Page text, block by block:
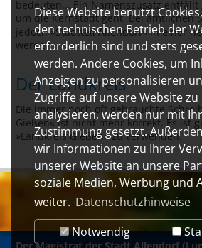
Diese Website benutzt
den technischen Betrieb der
erforderlich sind und stets
werden. Andere Cookies, um
Anzeigen zu personalisieren
Zugriffe auf unsere Website zu
analysieren, werden nur mit
Zustimmung gesetzt.
wir Informationen zu Ihrer
unserer Website an unsere
soziale Medien, Werbung und
weiter. Datenschutzhinweise
Notwendig
bedeuten... Ein Namenszusatz entfällt
um die Kernstadt geht. Bei amtlichen
jedoch »Stadtteil Allendorf« in einer
werden.
Der Landkreis
Die immer noch oft gebrauchte
Gießen« ist nicht mehr korrekt. Es ist
»Landkreis Gießen« zu verwenden.